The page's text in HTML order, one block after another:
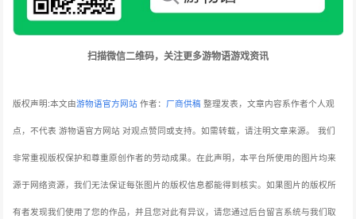
扫描微信二维码，关注更多游物语游戏资讯
版权声明:本文由游物语官方网站 作者： 厂商供稿 整理发表，文章内容系作者个人观
点，不代表 游物语官方网站 对观点赞同或支持。如需转载，请注明文章来源。 我们
非常重视版权保护和尊重原创作者的劳动成果。在此声明，本平台所使用的图片均来
源于网络资源，我们无法保证每张图片的版权信息都能得到核实。如果图片的版权所
有者发现我们使用了您的作品，并且您对此有异议，请您通过后台留言系统与我们取